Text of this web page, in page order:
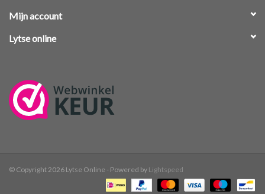
Mijn account
Lytse online
© Copyright 2026 Lytse Online - Powered by Lightspeed